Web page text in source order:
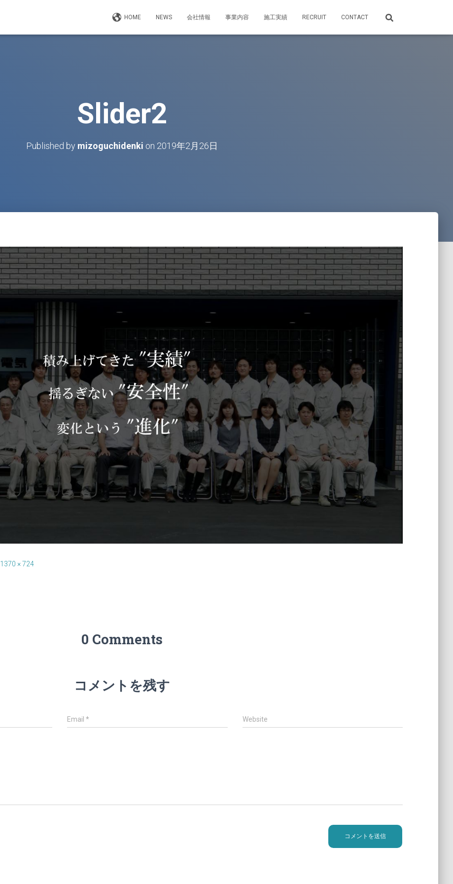
HOME NEWS 会社情報 事業内容 施工実績 RECRUIT CONTACT
Slider2
Published by mizoguchidenki on 2019年2月26日
1370 × 724
0 Comments
コメントを残す
Email* Website